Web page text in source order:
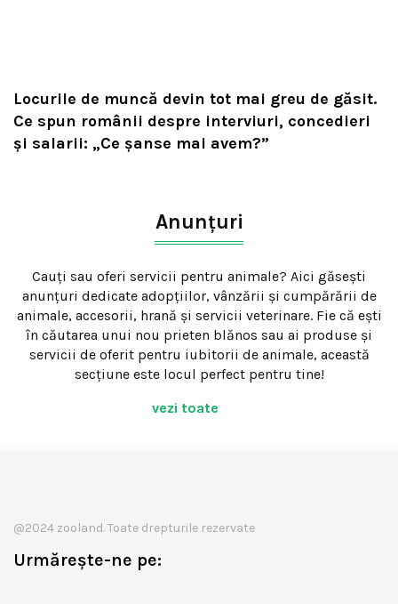
Locurile de muncă devin tot mai greu de găsit.
Ce spun românii despre interviuri, concedieri
și salarii: „Ce șanse mai avem?”
Anunțuri
Cauți sau oferi servicii pentru animale? Aici găsești
anunțuri dedicate adopțiilor, vânzării și cumpărării de
animale, accesorii, hrană și servicii veterinare. Fie că ești
în căutarea unui nou prieten blănos sau ai produse și
servicii de oferit pentru iubitorii de animale, această
secțiune este locul perfect pentru tine!
vezi toate
@2024 zooland. Toate drepturile rezervate
Urmărește-ne pe: